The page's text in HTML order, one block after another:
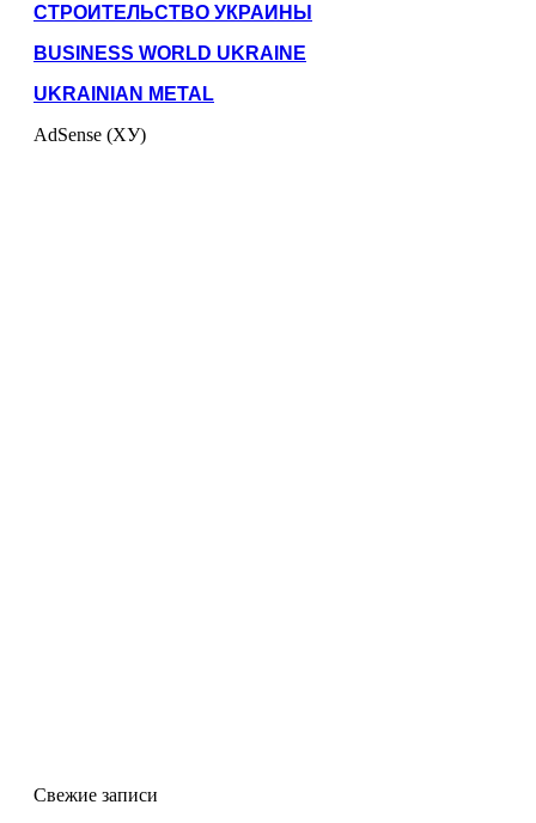
СТРОИТЕЛЬСТВО УКРАИНЫ
BUSINESS WORLD UKRAINE
UKRAINIAN METAL
AdSense (ХУ)
Свежие записи